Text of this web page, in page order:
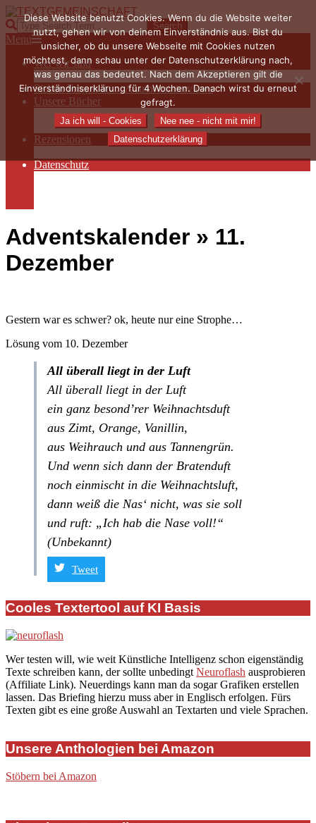
Skip
to
content
TEXTGEMEINSCHAFT
Search
Primary
Navigation
Menu
Menu
Wer wir sind
Die Hauptakteurinnen
Sieben Fragen an… / Autoreninterviews
Unsere Bücher
Autorenservices
Autorenprofile
Rezensionen
Datenschutz
Adventskalender » 11.
Dezember
Gestern war es schwer? ok, heute nur eine Strophe…
Lösung vom 10. Dezember
All überall liegt in der Luft
All überall liegt in der Luft
ein ganz besond’rer Weihnachtsduft
aus Zimt, Orange, Vanillin,
aus Weihrauch und aus Tannengrün.
Und wenn sich dann der Bratenduft
noch einmischt in die Weihnachtsluft,
dann weiß die Nas‘ nicht, was sie soll
und ruft: „Ich hab die Nase voll!“
(Unbekannt)
Tweet
12-
10
Cooles Textertool auf KI Basis
Wer testen will, wie weit Künstliche Intelligenz schon eigenständig
Texte schreiben kann, der sollte unbedingt Neuroflash ausprobieren
(Affiliate Link). Neuerdings kann man da sogar Grafiken erstellen
lassen. Das Briefing hierzu muss aber in Englisch erfolgen. Fürs
Texten gibt es eine große Auswahl an Textarten und viele Sprachen.
Unsere Anthologien bei Amazon
Stöbern bei Amazon
Diese Website benutzt Cookies. Wenn du die Website weiter
nutzt, gehen wir von deinem Einverständnis aus. Bist du
unsicher, ob du unsere Webseite mit Cookies nutzen
möchtest, dann schau unter der Datenschutzerklärung nach,
was genau das bedeutet. Nach dem Akzeptieren gilt die
Einverständniserklärung für 4 Wochen. Danach wirst du erneut
gefragt.
Ja ich will - Cookies
Nee nee - nicht mit mir!
Datenschutzerklärung